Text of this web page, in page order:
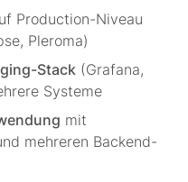
Production-Niveau
Pleroma)
Stack (Grafana,
Systeme
mit
mehreren Backend-